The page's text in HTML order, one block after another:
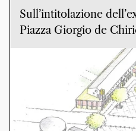
Sull’intitolazione
Piazza Giorgio de